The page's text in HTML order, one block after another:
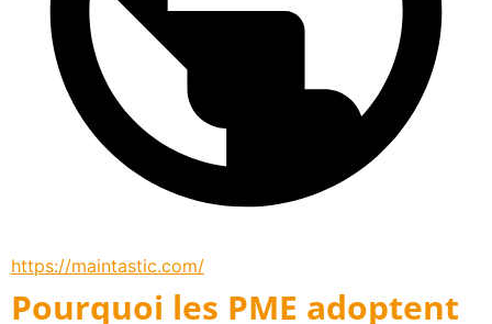
https://maintastic.com/
Pourquoi les PME adoptent